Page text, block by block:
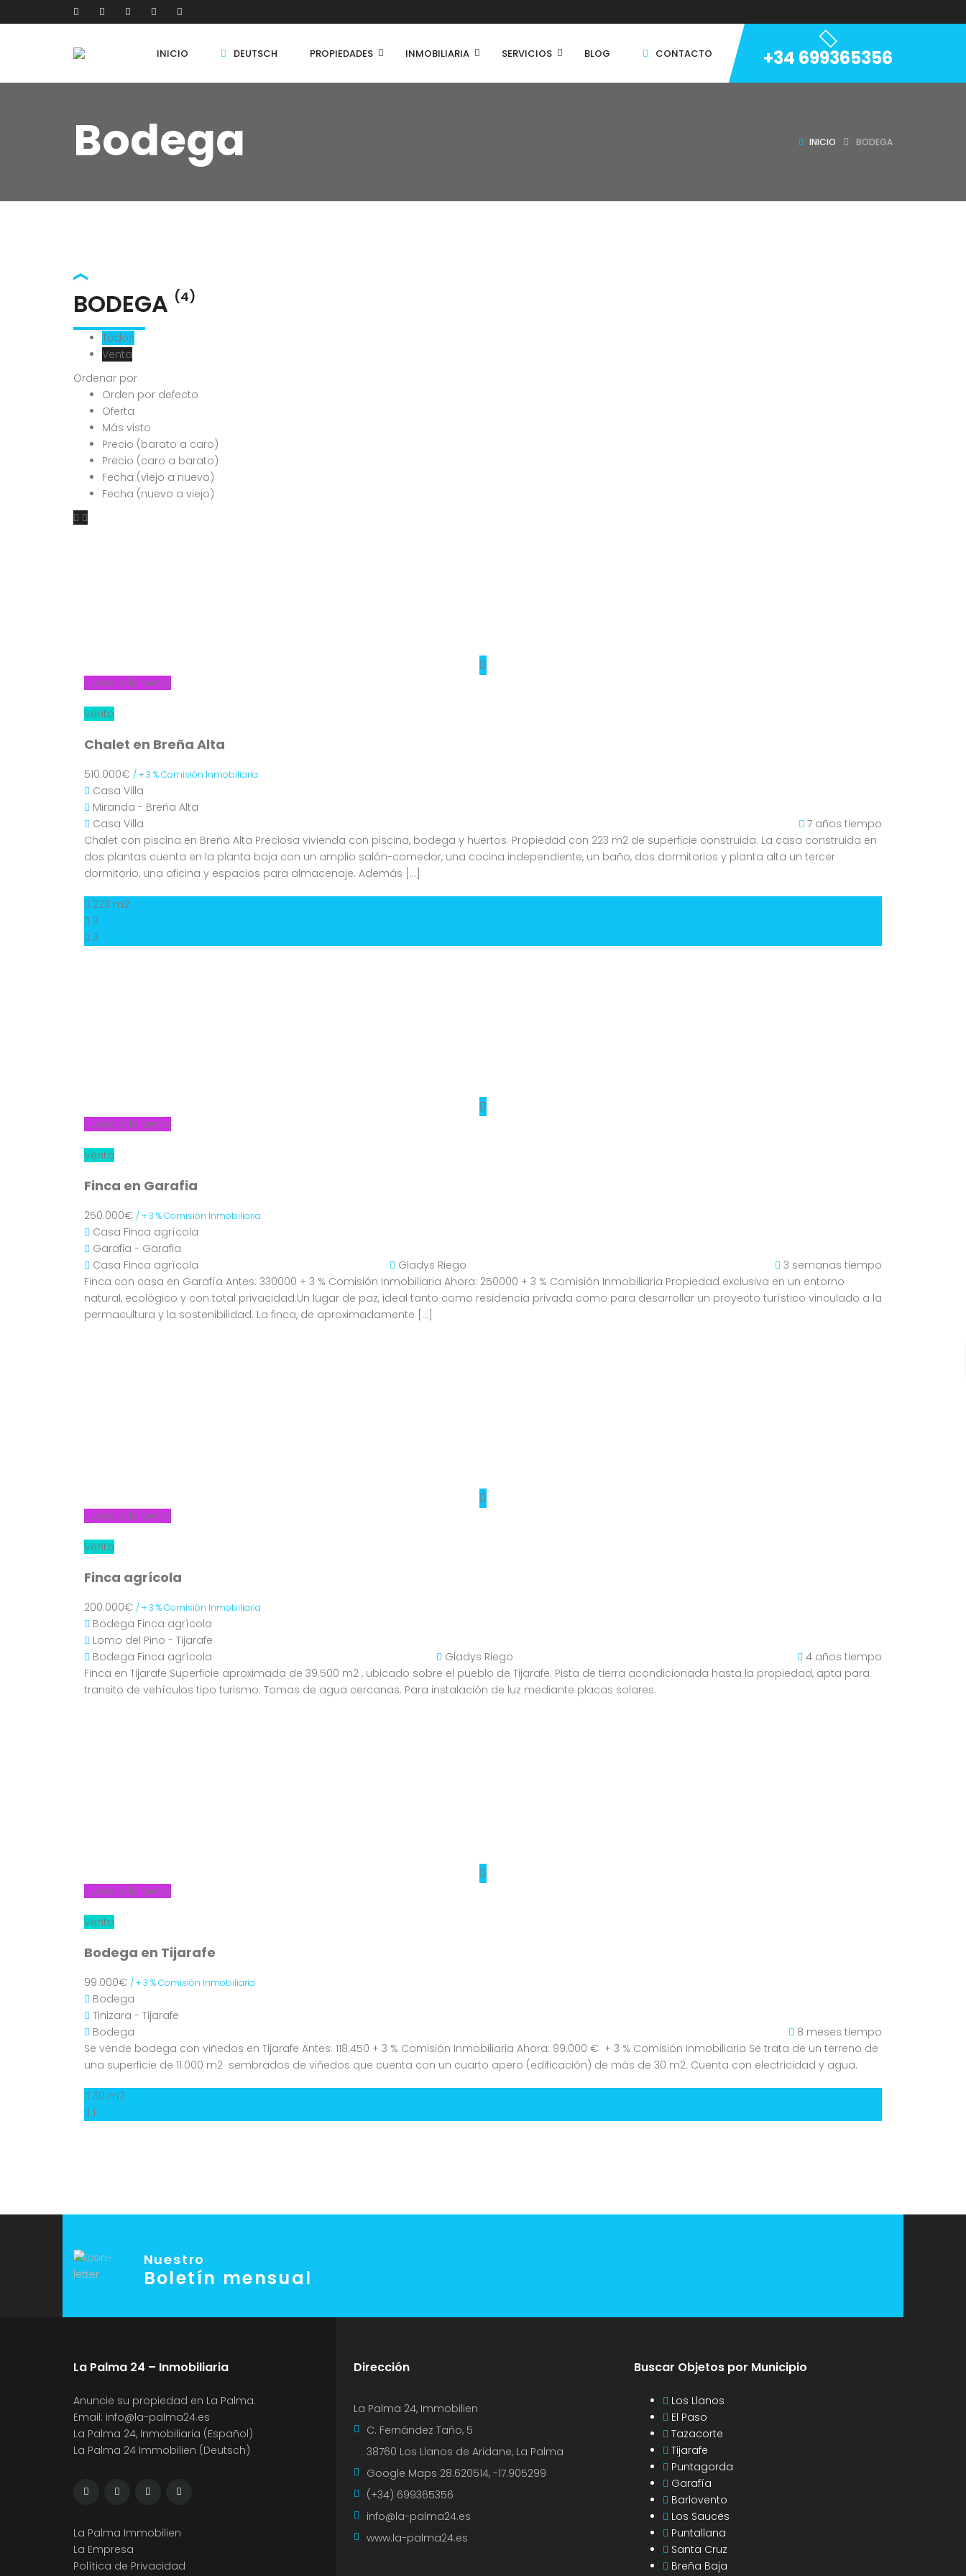
INICIO DEUTSCH PROPIEDADES INMOBILIARIA SERVICIOS BLOG CONTACTO +34 699365356
Bodega INICIO BODEGA
BODEGA (4)
Todos
Venta
Ordenar por
Orden por defecto
Oferta
Más visto
Precio (barato a caro)
Precio (caro a barato)
Fecha (viejo a nuevo)
Fecha (nuevo a viejo)
Nuevo a la venta
Venta
Chalet en Breña Alta
510.000€ / + 3 % Comisión Inmobiliaria
Casa Villa
Miranda - Breña Alta
Casa Villa
7 años tiempo
Chalet con piscina en Breña Alta Preciosa vivienda con piscina, bodega y huertos. Propiedad con 223 m2 de superficie construida. La casa construida en
dos plantas cuenta en la planta baja con un amplio salón-comedor, una cocina independiente, un baño, dos dormitorios y planta alta un tercer
dormitorio, una oficina y espacios para almacenaje. Además […]
223 m2
3
3
Nuevo a la venta
Venta
Finca en Garafia
250.000€ / + 3 % Comisión Inmobiliaria
Casa Finca agrícola
Garafia - Garafia
Casa Finca agrícola Gladys Riego
3 semanas tiempo
Finca con casa en Garafía Antes: 330000 + 3 % Comisión Inmobiliaria Ahora: 250000 + 3 % Comisión Inmobiliaria Propiedad exclusiva en un entorno
natural, ecológico y con total privacidad.Un lugar de paz, ideal tanto como residencia privada como para desarrollar un proyecto turístico vinculado a la
permacultura y la sostenibilidad. La finca, de aproximadamente […]
Nuevo a la venta
Venta
Finca agrícola
200.000€ / + 3 % Comisión Inmobiliaria
Bodega Finca agrícola
Lomo del Pino - Tijarafe
Bodega Finca agrícola Gladys Riego
4 años tiempo
Finca en Tijarafe Superficie aproximada de 39.500 m2 , ubicado sobre el pueblo de Tijarafe. Pista de tierra acondicionada hasta la propiedad, apta para
transito de vehículos tipo turismo. Tomas de agua cercanas. Para instalación de luz mediante placas solares.
Nuevo a la venta
Venta
Bodega en Tijarafe
99.000€ / + 3 % Comisión Inmobiliaria
Bodega
Tinizara - Tijarafe
Bodega
8 meses tiempo
Se vende bodega con viñedos en Tijarafe Antes: 118.450 + 3 % Comisión Inmobiliaria Ahora: 99.000 € + 3 % Comisión Inmobiliaria Se trata de un terreno de
una superficie de 11.000 m2 sembrados de viñedos que cuenta con un cuarto apero (edificación) de más de 30 m2. Cuenta con electricidad y agua.
30 m2
1
Nuestro
Boletín mensual
La Palma 24 – Inmobiliaria
Anuncie su propiedad en La Palma.
Email: info@la-palma24.es
La Palma 24, Inmobiliaria (Español)
La Palma 24 Immobilien (Deutsch)
La Palma Immobilien
La Empresa
Política de Privacidad
Dirección
La Palma 24, Immobilien
C. Fernández Taño, 5
38760 Los Llanos de Aridane, La Palma
Google Maps 28.620514, -17.905299
(+34) 699365356
info@la-palma24.es
www.la-palma24.es
Buscar Objetos por Municipio
Los Llanos
El Paso
Tazacorte
Tijarafe
Puntagorda
Garafía
Barlovento
Los Sauces
Puntallana
Santa Cruz
Breña Baja